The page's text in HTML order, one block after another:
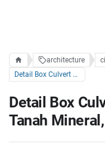
architecture
Detail Box Culvert 1.5x1.5x5 m DWG Tanah Mineral, Gambut, Pasir
Detail Box
Tanah